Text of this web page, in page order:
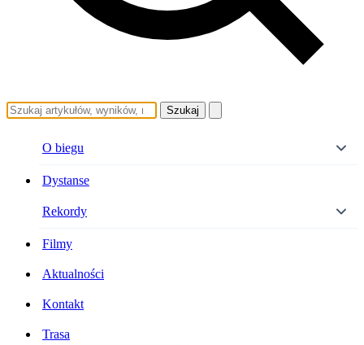
Szukaj
O biegu
Dystanse
Rekordy
Filmy
Aktualności
Kontakt
Trasa